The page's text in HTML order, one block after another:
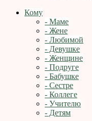
Кому
- Маме
- Жене
- Любимой
- Девушке
- Женщине
- Подруге
- Бабушке
- Сестре
- Коллеге
- Учителю
- Детям